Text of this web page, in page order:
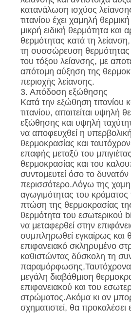
κατανάλωση ισχύος
τιτανίου έχει χαμηλή
μικρή ειδική θερμότητα και
θερμότητας κατά τη
τη συσσώρευση θερμότητας
του τόξου λείανσης, με
απότομη αύξηση της
περιοχής λείανσης.
3. Απόδοση εξώθησης
Κατά την εξώθηση τιτανίου
τιτανίου, απαιτείται υψηλή
εξώθησης και υψηλή
να αποφευχθεί η
θερμοκρασίας και
επαφής μεταξύ του
θερμοκρασίας και του
συντομευτεί όσο το δυνατόν
περισσότερο.Λόγω της
αγωγιμότητας του κράματος
πτώση της θερμοκρασίας
θερμότητα του εσωτερικού
να μεταφερθεί στην
συμπληρωθεί εγκαίρως και
επιφανειακό σκληρυμένο
καθιστώντας δύσκολη τη
μεγάλη διαβάθμιση
επιφανειακού και του
στρώματος.Ακόμα κι αν
σχηματιστεί, θα προκαλέσει